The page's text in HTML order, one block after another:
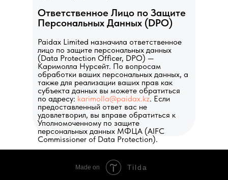
Ответственное Лицо по Защите
Персональных Данных (DPO)
Paidax Limited назначила ответственное
лицо по защите персональных данных
(Data Protection Officer, DPO) —
Каримолла Нурсейт. По вопросам
обработки ваших персональных данных, а
также для реализации ваших прав как
субъекта данных вы можете обратиться
по адресу: karimolla@paidax.kz. Если
предоставленный ответ вас не
удовлетворил, вы вправе обратиться к
Уполномоченному по защите
персональных данных МФЦА (AIFC
Commissioner of Data Protection).
Made on Tilda